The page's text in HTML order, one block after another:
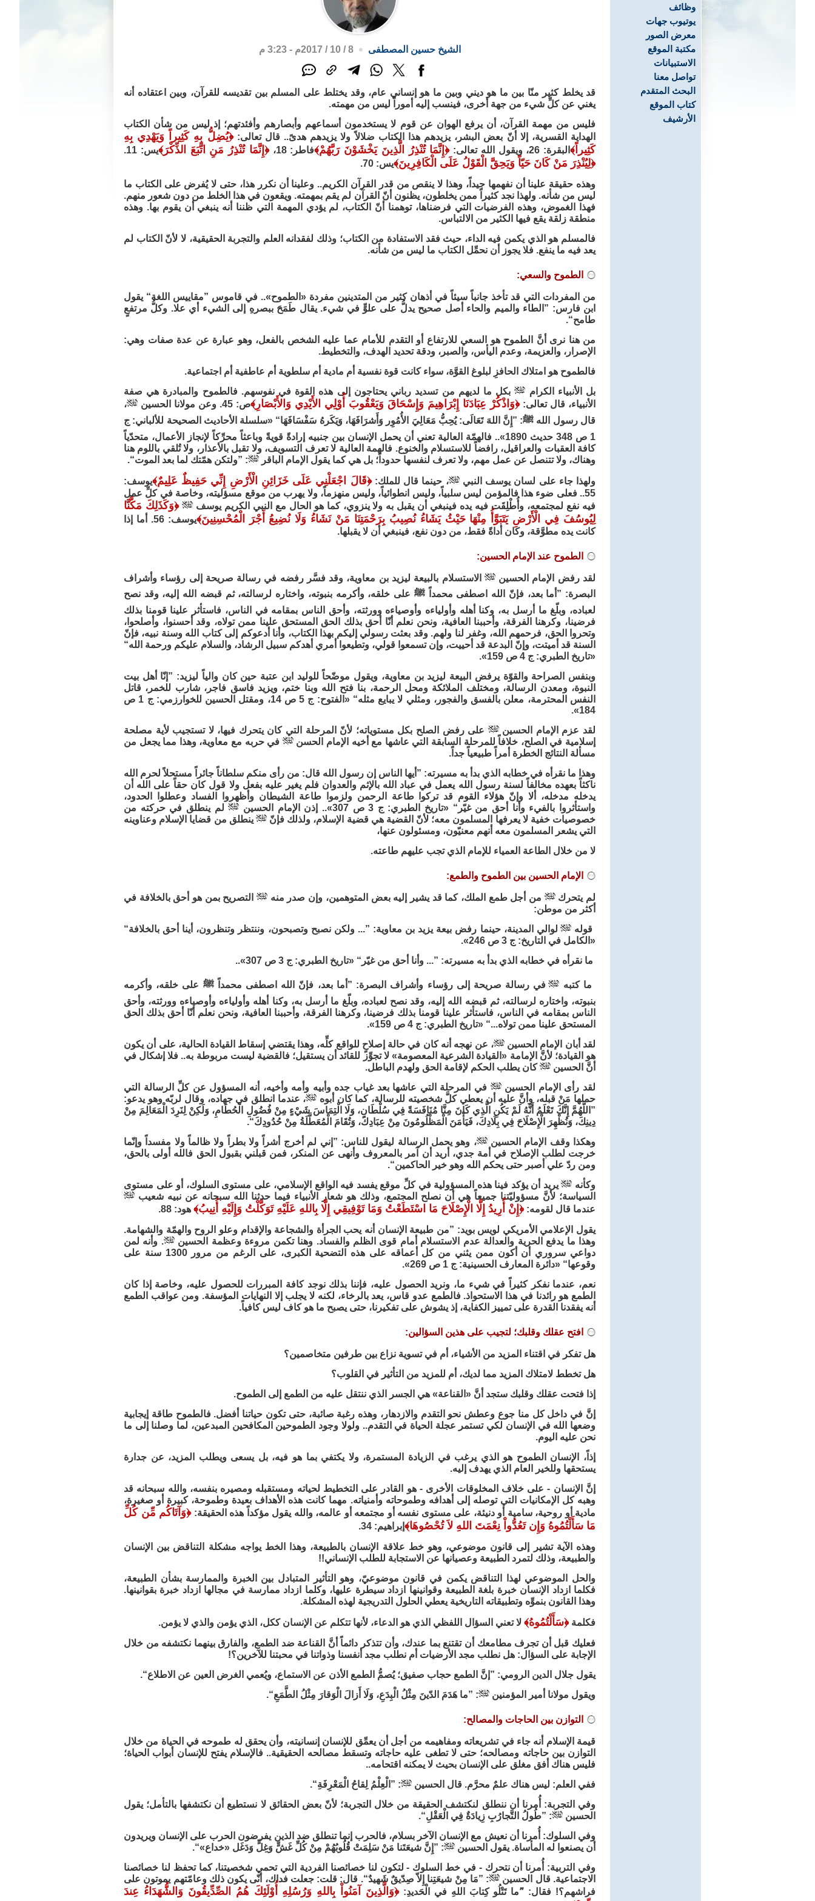
وظائف
يوتيوب جهات
معرض الصور
مكتبة الموقع
الاستبيانات
تواصل معنا
البحث المتقدم
كتاب الموقع
الأرشيف
الشيخ حسين المصطفى 8 / 10 / 2017م - 3:23 م
قد يخلط كثير منّا بين ما هو ديني وبين ما هو إنساني عام، وقد يختلط على المسلم بين تقديسه للقرآن، وبين اعتقاده أنه
يغني عن كلِّ شيء من جهة أخرى، فينسب إليه أموراً ليس من مهمته.
فليس من مهمة القرآن، أن يرفع الهوان عن قوم لا يستخدمون أسماعهم وأبصارهم وأفئدتهم؛ إذ ليس من شأن الكتاب
الهداية القسرية، إلا أنّ بعض البشر، يزيدهم هذا الكتاب ضلالاً ولا يزيدهم هدىً.. قال تعالى:﴿يُضِلُّ بِهِ كَثِيراً وَيَهْدِي بِهِ
كَثِيراً﴾ البقرة: 26، ويقول الله تعالى: ﴿إِنَّمَا تُنْذِرُ الَّذِينَ يَخْشَوْنَ رَبَّهُمْ﴾فاطر: 18، ﴿ إِنَّمَا تُنْذِرُ مَنِ اتَّبَعَ الذِّكْرَ﴾يس: 11.
﴿لِيُنْذِرَ مَنْ كَانَ حَيّاً وَيَحِقَّ الْقَوْلُ عَلَى الْكَافِرِينَ﴾يس: 70.
وهذه حقيقة علينا أن نفهمها جيداً، وهذا لا ينقص من قدر القرآن الكريم.. وعلينا أن نكرر هذا، حتى لا يُفرض على الكتاب ما
ليس من شأنه. ولهذا نجد كثيراً ممن يخلطون، يظنون أنّ القرآن لم يقم بمهمته. ويقعون في هذا الخلط من دون شعور منهم.
فهذا الغموض، وهذه الفرضيات التي فرضناها، توهمنا أنّ الكتاب، لم يؤدي المهمة التي ظننا أنه ينبغي أن يقوم بها. وهذه
منطقة زلقة يقع فيها الكثير من الالتباس.
فالمسلم هو الذي يكمن فيه الداء، حيث فقد الاستفادة من الكتاب؛ وذلك لفقدانه العلم والتجربة الحقيقية، لا لأنّ الكتاب لم
يعد فيه ما ينفع. فلا يجوز أن نحمِّل الكتاب ما ليس من شأنه.
الطموح والسعي:
من المفردات التي قد تأخذ جانباً سيئاً في أذهان كثير من المتدينين مفردة «الطموح».. في قاموس ”مقاييس اللغة“ يقول
ابن فارس: ”الطاء والميم والحاء أصل صحيح يدلُّ على علوٍّ في شيء. يقال طَمَحَ ببصرهِ إلى الشيء أي علا. وكلُّ مرتفعٍ
طامح“.
من هنا نرى أنَّ الطموح هو السعي للارتفاع أو التقدم للأمام عما عليه الشخص بالفعل، وهو عبارة عن عدة صفات وهي:
الإصرار، والعزيمة، وعدم اليأس، والصبر، ودقة تحديد الهدف، والتخطيط.
فالطموح هو امتلاك الحافزِ لبلوغ القوَّة، سواء كانت قوة نفسية أم مادية أم سلطوية أم عاطفية أم اجتماعية.
بل الأنبياء الكرام
بكل ما لديهم من تسديد رباني يحتاجون إلى هذه القوة في نفوسهم. فالطموح والمبادرة هي صفة
الأنبياء، قال تعالى:﴿وَاذْكُرْ عِبَادَنَا إِبْرَاهِيمَ وَإِسْحَاقَ وَيَعْقُوبَ أُوْلِي الأَيْدِي وَالأَبْصَارِ﴾ص: 45. وعن مولانا الحسين
،
قال رسول الله ﷺ: ”إِنَّ اللهَ تَعَالَى: يُحِبُّ مَعَالِيَ الأُمُوِر وَأَشرَافَهَا، وَيَكَرهُ سَفْسَافَهَا“ «سلسلة الأحاديث الصحيحة للألباني: ج
1 ص 348 حديث 1890».. فالهمّة العالية تعني أن يحمل الإنسان بين جنبيه إرادةً قويةً وباعثاً محرِّكاً لإنجاز الأعمال، متحدّياً
كافة العقبات والعراقيل، رافضاً للاستسلام والخنوع. فالهمة العالية لا تعرف التسويف، ولا تقبل بالأعذار، ولا تُلقي باللوم هنا
وهناك، ولا تتنصل عن عمل مهم، ولا تعرف لنفسها حدوداً؛ بل هي كما يقول الإمام الباقر
: ”ولتكن همّتك لما بعد الموت“.
ولهذا جاء على لسان يوسف النبي ، حينما قال للملك:﴿قَالَ اجْعَلْنِي عَلَى خَزَائِنِ الْأَرْضِ إِنِّي حَفِيظٌ عَلِيمٌ﴾يوسف:
55.. فعلى ضوء هذا فالمؤمن ليس سلبياً، وليس انطوائياً، وليس منهزماً، ولا يهرب من موقع مسؤليته، وخاصة في كلِّ عمل
فيه نفع لمجتمعه، وأُطْلِقَت فيه يده فينبغي أن يقبل به ولا ينزوي، كما هو الحال مع النبي الكريم يوسف
﴿وَكَذَلِكَ مَكَّنَّا
لِيُوسُفَ فِي الْأَرْضِ يَتَبَوَّأُ مِنْهَا حَيْثُ يَشَاءُ نُصِيبُ بِرَحْمَتِنَا مَنْ نَشَاءُ وَلَا نُضِيعُ أَجْرَ الْمُحْسِنِينَ﴾
يوسف: 56. أما إذا
كانت يده مطوَّقة، وكان أداةً فقط، من دون نفع، فينبغي أن لا يقبلها.
الطموح عند الإمام الحسين:
لقد رفض الإمام الحسين
الاستسلام بالبيعة ليزيد بن معاوية، وقد فسَّر رفضه في رسالة صريحة إلى رؤساء وأشراف
البصرة: ”أما بعد، فإنّ الله اصطفى محمداً ﷺ على خلقه، وأكرمه بنبوته، واختاره لرسالته، ثم قبضه الله إليه، وقد نصح
لعباده، وبلّغ ما أرسل به، وكنا أهله وأولياءه وأوصياءه وورثته، وأحق الناس بمقامه في الناس، فاستأثر علينا قومنا بذلك
فرضينا، وكرهنا الفرقة، وأحببنا العافية، ونحن نعلم أنّا أحق بذلك الحق المستحق علينا ممن تولاه، وقد أحسنوا، وأصلحوا،
وتحروا الحق، فرحمهم الله، وغفر لنا ولهم. وقد بعثت رسولي إليكم بهذا الكتاب، وأنا أدعوكم إلى كتاب الله وسنة نبيه، فإنّ
السنة قد أميتت، وإنّ البدعة قد أحييت، وإن تسمعوا قولي، وتطيعوا أمري أهدكم سبيل الرشاد، والسلام عليكم ورحمة الله“
«تاريخ الطبري: ج 4 ص 159».
وبنفس الصراحة والقوّة يرفض البيعة ليزيد بن معاوية، ويقول موضّحاً للوليد ابن عتبة حين كان والياً ليزيد: ”إنّا أهل بيت
النبوة، ومعدن الرسالة، ومختلف الملائكة ومحل الرحمة، بنا فتح الله وبنا ختم، ويزيد فاسق فاجر، شارب للخمر، قاتل
النفس المحترمة، معلن بالفسق والفجور، ومثلي لا يبايع مثله“ «الفتوح: ج 5 ص 14، ومقتل الحسين للخوارزمي: ج 1 ص
184».
لقد عزم الإمام الحسين
على رفض الصلح بكل مستوياته؛ لأنّ المرحلة التي كان يتحرك فيها، لا تستجيب لأية مصلحة
إسلامية في الصلح، خلافاً للمرحلة السابقة التي عاشها مع أخيه الإمام الحسن
في حربه مع معاوية، وهذا مما يجعل من
مسألة النتائج الخطرة أمراً طبيعياً جداً.
وهذا ما نقرأه في خطابه الذي بدأ به مسيرته: ”أيها الناس إن رسول الله قال: من رأى منكم سلطاناً جائراً مستحلاً لحرم الله
ناكثاً بعهده مخالفاً لسنة رسول الله يعمل في عباد الله بالإثم والعدوان فلم يغير عليه بفعل ولا قول كان حقاً على الله أن
يدخله مدخله، ألا وإنّ هؤلاء القوم قد تركوا طاعة الرحمن ولزموا طاعة الشيطان وأظهروا الفساد وعطلوا الحدود،
واستأثروا بالفيء وأنا أحق من غيّر“ «تاريخ الطبري: ج 3 ص 307».. إذن الإمام الحسين
لم ينطلق في حركته من
خصوصيات خفية لا يعرفها المسلمون معه؛ لأنّ القضية هي قضية الإسلام، ولذلك فإنّ
ينطلق من قضايا الإسلام وعناوينه
التي يشعر المسلمون معه أنهم معنيّون، ومسئولون عنها،
لا من خلال الطاعة العمياء للإمام الذي تجب عليهم طاعته.
الإمام الحسين بين الطموح والطمع:
لم يتحرك من أجل طمع الملك، كما قد يشير إليه بعض المتوهمين، وإن صدر منه
التصريح بمن هو أحق بالخلافة في
أكثر من موطن:
قوله
لوالي المدينة، حينما رفض بيعة يزيد بن معاوية: ”... ولكن نصبح وتصبحون، وننتظر وتنظرون، أينا أحق بالخلافة“
«الكامل في التاريخ: ج 3 ص 246».
ما نقرأه في خطابه الذي بدأ به مسيرته: ”... وأنا أحق من غيّر“ «تاريخ الطبري: ج 3 ص 307»..
ما كتبه
في رسالة صريحة إلى رؤساء وأشراف البصرة: ”أما بعد، فإنّ الله اصطفى محمداً ﷺ على خلقه، وأكرمه
بنبوته، واختاره لرسالته، ثم قبضه الله إليه، وقد نصح لعباده، وبلّغ ما أرسل به، وكنا أهله وأولياءه وأوصياءه وورثته، وأحق
الناس بمقامه في الناس، فاستأثر علينا قومنا بذلك فرضينا، وكرهنا الفرقة، وأحببنا العافية، ونحن نعلم أنّا أحق بذلك الحق
المستحق علينا ممن تولاه...“ «تاريخ الطبري: ج 4 ص 159».
لقد أبان الإمام الحسين
، عن نهجه أنه كان في حالة إصلاحٍ للواقع كلِّه، وهذا يقتضي إسقاط القيادة الحالية، على أن يكون
هو القيادة؛ لأنَّ الإمامة «القيادة الشرعية المعصومة» لا تجوِّز للقائد أن يستقيل؛ فالقضية ليست مربوطة به.. فلا إشكال في
أنَّ الحسين
كان يطلب الحكم لإقامة الحق ولهدم الباطل.
لقد رأى الإمام الحسين
في المرحلة التي عاشها بعد غياب جده وأبيه وأمه وأخيه، أنه المسؤول عن كلِّ الرسالة التي
حملها مَنْ قبله، وأنَّ عليه أن يعطي كلَّ شخصيته للرسالة، كما كان أبوه
، عندما انطلق في جهاده، وقال لربّه وهو يدعو:
”اللَّهُمَّ إِنَّكَ تَعْلَمُ أَنَّهُ لَمْ يَكُنِ الَّذِي كَانَ مِنَّا مُنَافَسَةً فِي سُلْطَانٍ، وَلَا الْتِمَاسَ شَيْءٍ مِنْ فُضُولِ الْحُطَامِ، وَلَكِنْ لِنَرِدَ الْمَعَالِمَ مِنْ
دِينِكَ، وَنُظْهِرَ الْإِصْلَاحَ فِي بِلَادِكَ، فَيَأْمَنَ الْمَظْلُومُونَ مِنْ عِبَادِكَ، وَتُقَامَ الْمُعَطَّلَةُ مِنْ حُدُودِكَ“.
وهكذا وقف الإمام الحسين
، وهو يحمل الرسالة ليقول للناس: ”إني لم أخرج أشراً ولا بطراً ولا ظالماً ولا مفسداً وإنّما
خرجت لطلب الإصلاح في أمة جدي، أريد أن آمر بالمعروف وأنهى عن المنكر، فمن قبلني بقبول الحق فالله أولى بالحق،
ومن ردّ علي أصبر حتى يحكم الله وهو خير الحاكمين“.
وكأنه
يريد أن يؤكد فينا هذه المسؤولية في كلِّ موقع يفسد فيه الواقع الإسلامي، على مستوى السلوك، أو على مستوى
السياسة؛ لأنَّ مسؤوليّتنا جميعاً هي أن نصلح المجتمع، وذلك هو شعار الأنبياء فيما حدثنا الله سبحانه عن نبيه شعيب
عندما قال لقومه:﴿ إِنْ أُرِيدُ إِلَّا الْإِصْلَاحَ مَا اسْتَطَعْتُ وَمَا تَوْفِيقِي إِلَّا بِاللهِ عَلَيْهِ تَوَكَّلْتُ وَإِلَيْهِ أُنِيبُ﴾ هود: 88.
يقول الإعلامي الأمريكي لويس بويد: ”من طبيعة الإنسان أنه يحب الجرأة والشجاعة والإقدام وعلو الروح والهمّة والشهامة.
وهذا ما يدفع الحرية والعدالة عدم الاستسلام أمام قوى الظلم والفساد. وهنا تكمن مروءة وعظمة الحسين
. وأنه لمن
دواعي سروري أن أكون ممن يثني من كل أعماقه على هذه التضحية الكبرى، على الرغم من مرور 1300 سنة على
وقوعها“ «دائرة المعارف الحسينية: ج 1 ص 269».
نعم، عندما نفكر كثيراً في شيء ما، ونريد الحصول عليه، فإننا بذلك نوجد كافة المبررات للحصول عليه، وخاصة إذا كان
الطمع هو رائدنا في هذا الاستحواذ. فالطمع عدو قاس، يعد بالرخاء، لكنه لا يجلب إلا النهايات المؤسفة. ومن عواقب الطمع
أنه يفقدنا القدرة على تمييز الكفاية، إذ يشوش على تفكيرنا، حتى يصبح ما هو كاف ليس كافياً.
افتح عقلك وقلبك؛ لتجيب على هذين السؤالين:
هل تفكر في اقتناء المزيد من الأشياء، أم في تسوية نزاع بين طرفين متخاصمين؟
هل تخطط لامتلاك المزيد مما لديك، أم للمزيد من التأثير في القلوب؟
إذا فتحت عقلك وقلبك ستجد أنَّ «القناعة» هي الجسر الذي ننتقل عليه من الطمع إلى الطموح.
إنَّ في داخل كل منا جوع وعطش نحو التقدم والازدهار، وهذه رغبة صائبة، حتى تكون حياتنا أفضل. فالطموح طاقة إيجابية
وضعها الله في الإنسان لكي تستمر عجلة الحياة في التقدم.. ولولا وجود الطموحين المكافحين المبدعين، لما وصلنا إلى ما
نحن عليه اليوم.
إذاً، الإنسان الطموح هو الذي يرغب في الزيادة المستمرة، ولا يكتفي بما هو فيه، بل يسعى ويطلب المزيد، عن جدارة
يستحقها وللخير العام الذي يهدف إليه.
إنَّ الإنسان - على خلاف المخلوقات الأخرى - هو القادر على التخطيط لحياته ومستقبله ومصيره بنفسه، والله سبحانه قد
وهبه كل الإمكانيات التي توصله إلى أهدافه وطموحاته وأمنياته. مهما كانت هذه الأهداف بعيدة وطموحة، كبيرة أو صغيرة،
مادية أو روحية، سامية أو دنيئة، على مستوى نفسه أو مجتمعه أو عالمه، والله يقول مؤكداً هذه الحقيقة:﴿وَآتَاكُم مِّن كُلِّ
مَا سَأَلْتُمُوهُ وَإِن تَعُدُّواْ نِعْمَتَ اللهِ لاَ تُحْصُوهَا﴾ إبراهيم: 34.
وهذه الآية تشير إلى قانون موضوعي، وهو خط علاقة الإنسان بالطبيعة، وهذا الخط يواجه مشكلة التناقض بين الإنسان
والطبيعة، وذلك لتمرد الطبيعة وعصيانها عن الاستجابة للطلب الإنساني!!
والحل الموضوعي لهذا التناقض يكمن في قانون موضوعيّ، وهو التأثير المتبادل بين الخبرة والممارسة بشأن الطبيعة،
فكلما ازداد الإنسان خبرة بلغة الطبيعة وقوانينها ازداد سيطرة عليها، وكلما ازداد ممارسة في مجالها ازداد خبرة بقوانينها.
وهذا القانون بنموِّه وتطبيقاته التاريخية يعطي الحلول التدريجية لهذه المشكلة.
فكلمة﴿سَأَلْتُمُوهُ﴾ لا تعني السؤال اللفظي الذي هو الدعاء، لأنها تتكلم عن الإنسان ككل، الذي يؤمن والذي لا يؤمن.
فعليك قبل أن تجرف مطامعك أن تقتنع بما عندك، وأن تتذكر دائماً أنَّ القناعة ضد الطمع، والفارق بينهما نكتشفه من خلال
الإجابة على السؤال: هل نطلب مجد الأرضيات أم نطلب مجد أنفسنا وذواتنا في محبتنا للآخرين؟! ‏
يقول جلال الدين الرومي: ”إنَّ الطمع حجاب صفيق؛ يُصمُّ الطمع الأذن عن الاستماع، ويُعمي الغرض العين عن الاطلاع“.
ويقول مولانا أمير المؤمنين
: ”ما هَدَمَ الدّينَ مِثْلُ الْبِدَعِ، وَلَا أَزالَ الْوَقارَ مِثْلُ الطَّمَعِ“.
التوازن بين الحاجات والمصالح:
قيمة الإسلام أنه جاء في تشريعاته ومفاهيمه من أجل أن يعمِّق للإنسان إنسانيته، وأن يحقق له طموحه في الحياة من خلال
التوازن بين حاجاته ومصالحه؛ حتى لا تطغى عليه حاجاته وتسقط مصالحه الحقيقية.. فالإسلام يفتح للإنسان أبواب الحياة؛
فليس هناك أفق مغلق على الإنسان بحيث لا يمكنه اقتحامه..
ففي العلم: ليس هناك علمٌ محرَّم. قال الحسين
: ”الْعِلْمُ لِقاحُ الْمَعْرِفَةِ“.
وفي التجربة: أُمرنا أن ننطلق لنكتشف الحقيقة من خلال التجربة؛ لأنّ بعض الحقائق لا نستطيع أن نكتشفها بالتأمل؛ يقول
الحسين
: ”طُولُ التَّجارُبِ زِيادَةٌ فِي الْعَقْلِ“.
وفي السلوك: أُمرنا أن نعيش مع الإنسان الآخر بسلام، فالحرب إنما تنطلق ضد الذين يفرضون الحرب على الإنسان ويريدون
أن يصنعوا له المأساة. يقول الحسين
: ”إِنَّ شيعَتَنا مَنْ سَلِمَتْ قُلُوبُهُمْ مِنْ كُلِّ غَشٍّ وَغِلٍّ وَدَغَل «خداع»“.
وفي التربية: أُمرنا أن نتحرك - في خط السلوك - لتكون لنا خصائصنا الفردية التي تحمي شخصيتنا، كما تحفظ لنا خصائصنا
الاجتماعية. قال الحسين
: ”مَا مِنْ شيعَتِنا إِلاّ صِدّيقٌ شَهيدٌ“. قال: قلت: جعلت فداك، أنّى يكون ذلك وعامّتهم يموتون على
فراشهم؟! فقال: ”َما تَتْلُو كِتابَ اللهِ في الْحَديدِ:﴿وَالَّذِينَ آمَنُواْ بِاللهِ وَرُسُلِهِ أُوْلَئِكَ هُمُ الصِّدِّيقُونَ وَالشُّهَدَاءُ عِندَ